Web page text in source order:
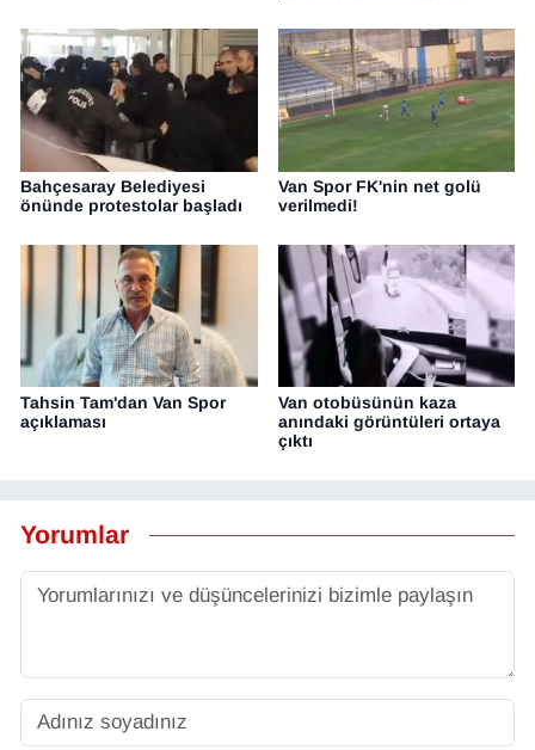
Bahçesaray Belediyesi
önünde protestolar başladı
Van Spor FK'nin net golü
verilmedi!
Tahsin Tam'dan Van Spor
açıklaması
Van otobüsünün kaza
anındaki görüntüleri ortaya
çıktı
Yorumlar
RÖPORTAJ
SAĞLIK
Seri İlan
SİYASET
SPOR
TEBRİK
Turizm
VAN'DA SPOR
YAŞAM